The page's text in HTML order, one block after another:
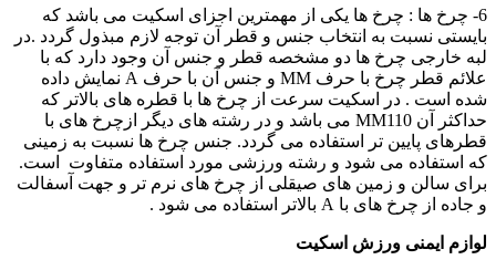
6- چرخ ها : چرخ ها یکی از مهمترین اجزای اسکیت می باشد که
بایستی نسبت به انتخاب جنس و قطر آن توجه لازم مبذول گردد .در
لبه خارجی چرخ ها دو مشخصه قطر و جنس آن وجود دارد که با
علائم قطر چرخ با حرف MM و جنس آن با حرف A نمایش داده
شده است . در اسکیت سرعت از چرخ ها با قطره های بالاتر که
حداکثر آن MM110 می باشد و در رشته های دیگر ازچرخ های با
قطرهای پایین تر استفاده می گردد. جنس چرخ ها نسبت به زمینی
که استفاده می شود و رشته ورزشی مورد استفاده متفاوت است.
برای سالن و زمین های صیقلی از چرخ های نرم تر و جهت آسفالت
و جاده از چرخ های با A بالاتر استفاده می شود .
لوازم ایمنی ورزش اسکیت